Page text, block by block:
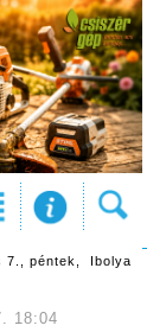
7., péntek, Ibolya
18:04